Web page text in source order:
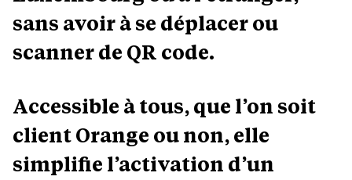
sans avoir à se déplacer ou
scanner de QR code.
Accessible à tous, que l’on soit
client Orange ou non, elle
simplifie l’activation d’un